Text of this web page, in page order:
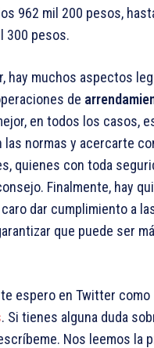
962 mil 200 pesos,
300 pesos.
hay muchos aspectos
de
en todos los casos,
las normas y acercarte
quienes con toda
Finalmente, hay
dar cumplimiento a
que puede ser
espero en Twitter como
. Si tienes alguna duda
Nos leemos la